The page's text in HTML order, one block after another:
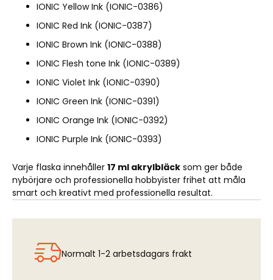
IONIC Yellow Ink (IONIC-0386)
IONIC Red Ink (IONIC-0387)
IONIC Brown Ink (IONIC-0388)
IONIC Flesh tone Ink (IONIC-0389)
IONIC Violet Ink (IONIC-0390)
IONIC Green Ink (IONIC-0391)
IONIC Orange Ink (IONIC-0392)
IONIC Purple Ink (IONIC-0393)
Varje flaska innehåller 17 ml akrylbläck som ger både
nybörjare och professionella hobbyister frihet att måla
smart och kreativt med professionella resultat.
Normalt 1-2 arbetsdagars frakt